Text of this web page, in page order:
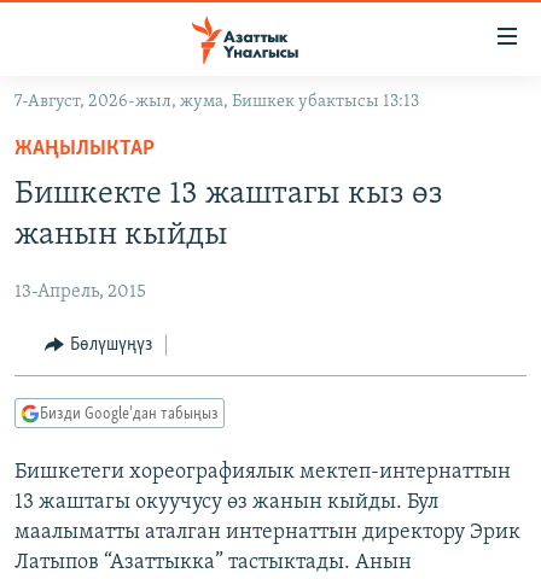
Навигацияга
өтүңүз
Издөөгө
салыңыз
ЭКОНОМИКА
МАДАНИЯТ
БОРБОР АЗИЯ
АТАЙЫН ИЛИКТӨӨ
ТВ ПРОГРАММАЛАР
ЭКСПЕРТТЕР ТАЛДАЙТ
БИЗ ЖАНА ДҮЙНӨ
ЭЖЕ-СИҢДИЛЕР
ӨЗГӨЧӨ ПИКИР
Русский
ОНЛАЙН ШЕРИНЕ
7-Август, 2026-жыл, жума, Бишкек убактысы 13:13
ЖАҢЫЛЫКТАР
Бишкекте 13 жаштагы кыз өз
жанын кыйды
13-Апрель, 2015
Бөлүшүңүз
Бизди Google'дан табыңыз
Бишкетеги хореографиялык мектеп-интернаттын
13 жаштагы окуучусу өз жанын кыйды. Бул
маалыматты аталган интернаттын директору Эрик
Латыпов “Азаттыкка” тастыктады. Анын